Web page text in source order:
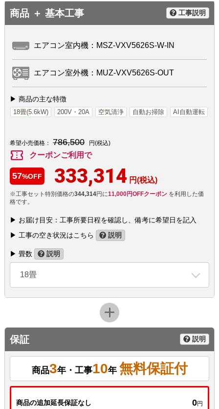
商品 ＋ 基本工事 工事説明
エアコン室内機：MSZ-VXV5626S-W-IN
エアコン室外機：MUZ-VXV5626S-OUT
▶ 商品の主な特徴
18畳(5.6kW) 200V・20A 空気清浄 自動お掃除 AI自動運転
希望小売価格： 786,500 円(税込)
confirmation_number クーポンご利用で
57%OFF 333,314 円(税込)
※工事セット特別価格の344,314円に11,000円OFFクーポンを利用した価
格です。
▶ お届け目安：工事所要日程を確認し、備考に希望日を記入
▶ 工事の空き状況はこちら
説明
▶ 畳数 説明
18畳
保証 説明
商品3年・工事10年 無料保証付
商品の追加延長保証なし 0円